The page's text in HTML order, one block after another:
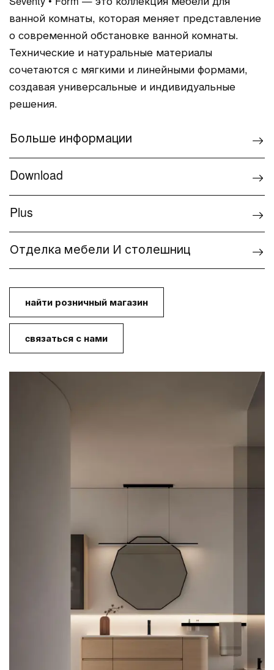
ванной комнаты, которая меняет представление
о современной обстановке ванной комнаты.
Технические и натуральные материалы
сочетаются с мягкими и линейными формами,
создавая универсальные и индивидуальные
решения.
Больше информации
Download
Plus
Отделка мебели И столешниц
найти розничный магазин
cвязаться с нами